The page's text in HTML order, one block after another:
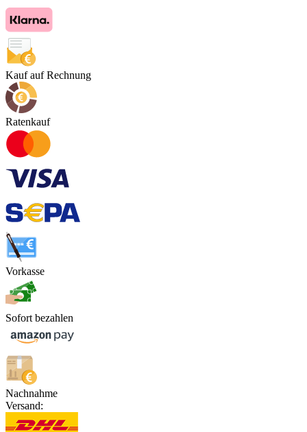
Kauf auf Rechnung
Ratenkauf
Vorkasse
Sofort bezahlen
Nachnahme
Versand: